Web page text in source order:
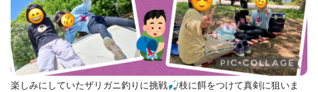
楽しみにしていたザリガニ釣りに挑戦
枝に餌をつけて真剣に狙いま